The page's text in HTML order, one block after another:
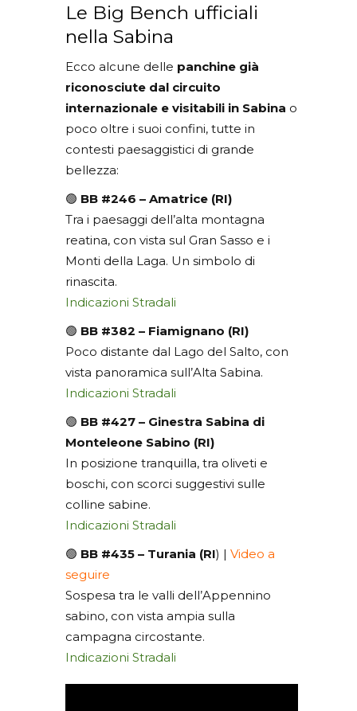
Le Big Bench ufficiali
nella Sabina
Ecco alcune delle panchine già
riconosciute dal circuito
internazionale e visitabili in Sabina o
poco oltre i suoi confini, tutte in
contesti paesaggistici di grande
bellezza:
🟢 BB #246 – Amatrice (RI)
Tra i paesaggi dell’alta montagna
reatina, con vista sul Gran Sasso e i
Monti della Laga. Un simbolo di
rinascita.
Indicazioni Stradali
🟢 BB #382 – Fiamignano (RI)
Poco distante dal Lago del Salto, con
vista panoramica sull’Alta Sabina.
Indicazioni Stradali
🟢 BB #427 – Ginestra Sabina di
Monteleone Sabino (RI)
In posizione tranquilla, tra oliveti e
boschi, con scorci suggestivi sulle
colline sabine.
Indicazioni Stradali
🟢 BB #435 – Turania (RI) | Video a
seguire
Sospesa tra le valli dell’Appennino
sabino, con vista ampia sulla
campagna circostante.
Indicazioni Stradali